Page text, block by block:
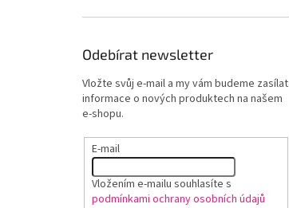
Odebírat newsletter
Vložte svůj e-mail a my vám budeme zasílat
informace o nových produktech na našem
e-shopu.
E-mail
Vložením e-mailu souhlasíte s
podmínkami ochrany osobních údajů